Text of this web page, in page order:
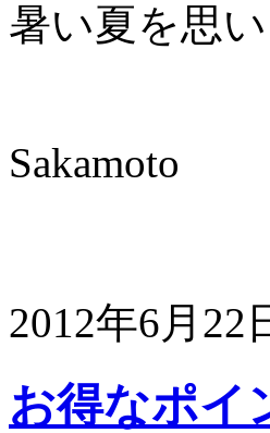
暑い夏を思
Sakamoto
2012年6月22
お得なポイ